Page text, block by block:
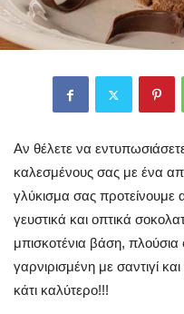
Αν θέλετε να
καλεσμένους σας με ένα
γλύκισμα σας προτείνουμε
γευστικά και οπτικά
μπισκοτένια βάση, πλούσια
γαρνιρισμένη με σαντιγί
κάτι καλύτερο!!!